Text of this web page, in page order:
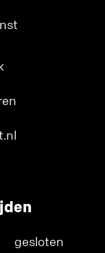
gesloten